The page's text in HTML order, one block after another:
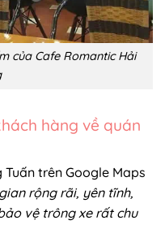
của Cafe Romantic Hải
hàng về quán
trên Google Maps
rộng rãi, yên tĩnh,
vệ trông xe rất chu